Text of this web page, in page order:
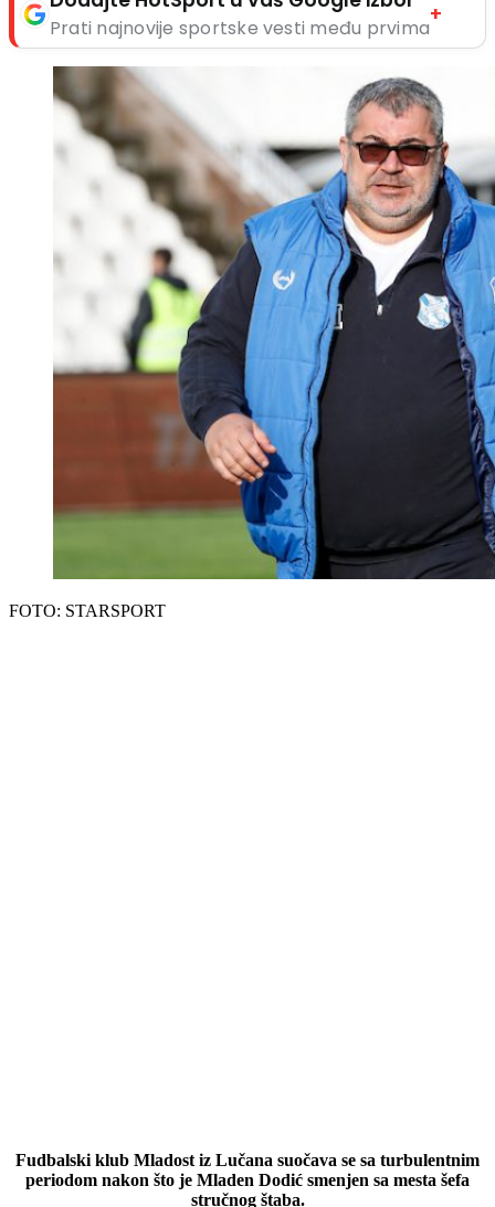
Prati najnovije sportske vesti među prvima
+
FOTO: STARSPORT
Fudbalski klub Mladost iz Lučana suočava se sa turbulentnim
periodom nakon što je Mladen Dodić smenjen sa mesta šefa
stručnog štaba.